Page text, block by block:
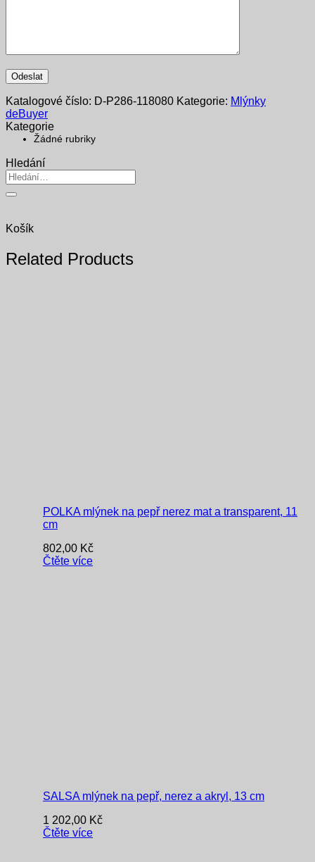
Katalogové číslo: D-P286-118080 Kategorie: Mlýnky
deBuyer
Kategorie
Žádné rubriky
Hledání
Hledat:
Košík
Related Products
POLKA mlýnek na pepř nerez mat a transparent, 11
cm
802,00 Kč
Čtěte více
SALSA mlýnek na pepř, nerez a akryl, 13 cm
1 202,00 Kč
Čtěte více